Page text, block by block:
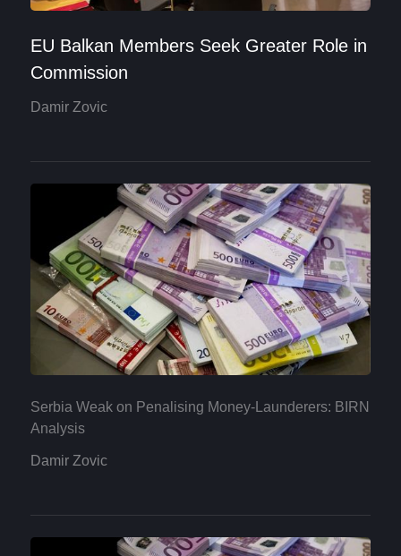
EU Balkan Members Seek Greater Role in
Commission
Damir Zovic
Serbia Weak on Penalising Money-Launderers: BIRN
Analysis
Damir Zovic